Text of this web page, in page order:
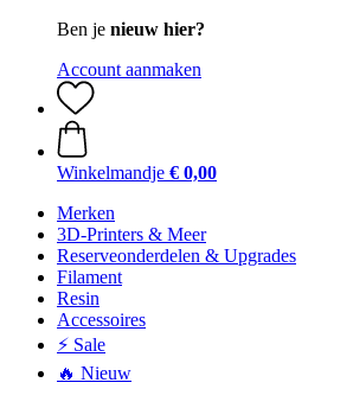
Ben je nieuw hier?
Account aanmaken
Winkelmandje € 0,00
Merken
3D-Printers & Meer
Reserveonderdelen & Upgrades
Filament
Resin
Accessoires
⚡ Sale
🔥 Nieuw